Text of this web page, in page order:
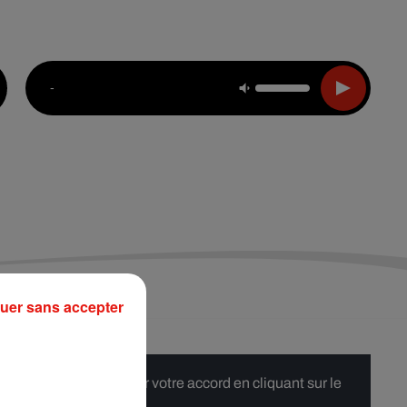
-
de nous donner votre accord en cliquant sur le
sans accepter